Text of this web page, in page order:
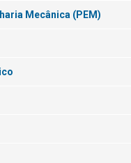
Mecânica (PEM)